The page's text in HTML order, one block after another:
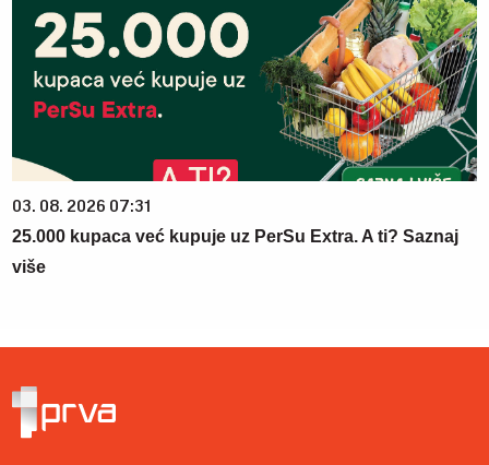
03. 08. 2026 07:31
25.000 kupaca već kupuje uz PerSu Extra. A ti? Saznaj
više